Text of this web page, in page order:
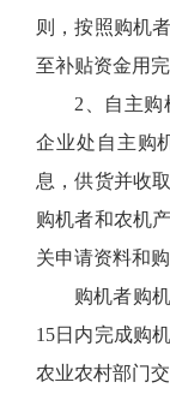
则，按照购机
至补贴资金用完
2、自主
企业处自主购
息，供货并收
购机者和农机
关申请资料和
购机者购
15日内完成购
农业农村部门